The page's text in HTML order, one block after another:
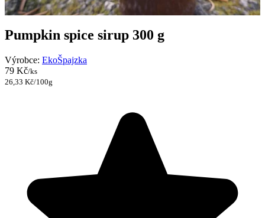
Pumpkin spice sirup 300 g
Výrobce: EkoŠpajzka
79 Kč/ks
26,33 Kč/100g